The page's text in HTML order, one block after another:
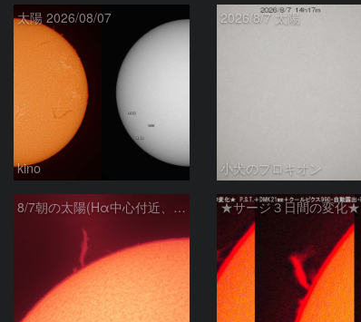
太陽 2026/08/07
kino
2026/8/7 太陽
小犬のプロキオン
8/7朝の太陽(Hα中心付近、プロミネンス) ★サージ３日間の変化★